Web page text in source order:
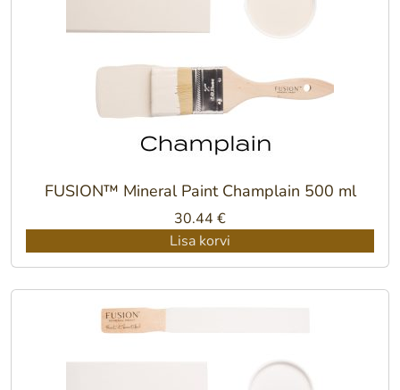
FUSION™ Mineral Paint Champlain 500 ml
30.44 €
Lisa korvi